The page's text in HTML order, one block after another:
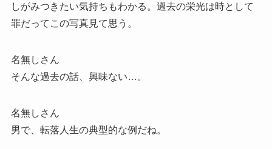
しがみつきたい気持ちもわかる。過去の栄光は時として
罪だってこの写真見て思う。
名無しさん
そんな過去の話、興味ない…。
名無しさん
男で、転落人生の典型的な例だね。